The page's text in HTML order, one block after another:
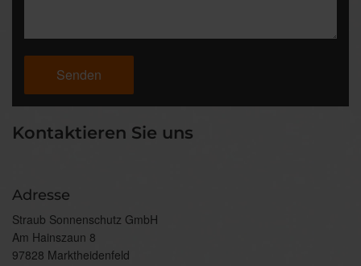
Kontaktieren Sie uns
Adresse
Straub Sonnenschutz GmbH
Am Hainszaun 8
97828 Marktheidenfeld